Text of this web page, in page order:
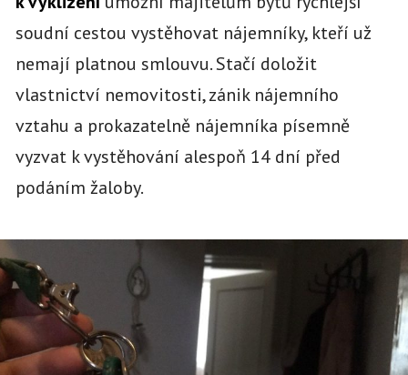
soudní cestou vystěhovat nájemníky, kteří už
nemají platnou smlouvu. Stačí doložit
vlastnictví nemovitosti, zánik nájemního
vztahu a prokazatelně nájemníka písemně
vyzvat k vystěhování alespoň 14 dní před
podáním žaloby.